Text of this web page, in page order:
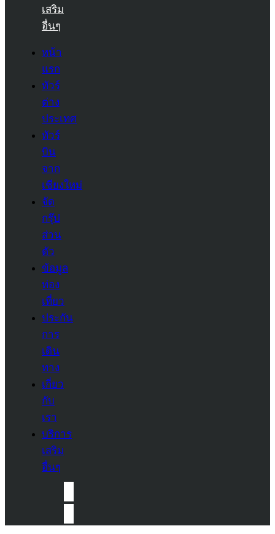
เสริม
อื่นๆ
หน้า
แรก
ทัวร์
ต่าง
ประเทศ
ทัวร์
บิน
จาก
เชียงใหม่
จัด
กรุ๊ป
ส่วน
ตัว
ข้อมูล
ท่อง
เที่ยว
ประกัน
การ
เดิน
ทาง
เกี่ยว
กับ
เรา
บริการ
เสริม
อื่นๆ